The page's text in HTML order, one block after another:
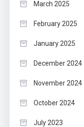
March 2025
February 2025
January 2025
December 2024
November 2024
October 2024
July 2023